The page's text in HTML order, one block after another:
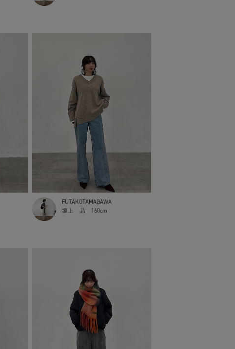
FUTAKOTAMAGAWA
坂上 晶
160cm